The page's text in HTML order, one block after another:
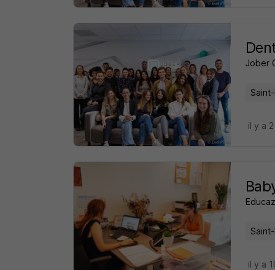
Jober
il y a
il y a